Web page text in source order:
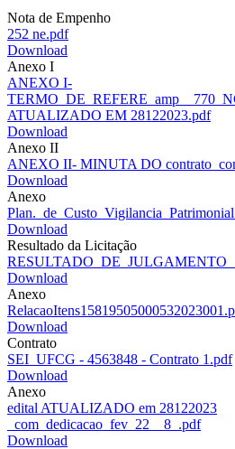
Nota de Empenho
252 ne.pdf
Download
Anexo I
ANEXO I-
ATUALIZADO EM 28122023.pdf
Download
Anexo II
ANEXO II- MINUTA DO
Download
Anexo
Download
Resultado da Licitação
Download
Anexo
Download
Contrato
SEI_UFCG - 4563848 - Contrato 1.pdf
Download
Anexo
edital ATUALIZADO em 28122023
_com_dedicacao_fev_22__8_.pdf
Download